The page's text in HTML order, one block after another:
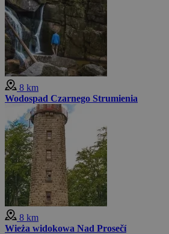
8 km
Wodospad Czarnego Strumienia
8 km
Wieża widokowa Nad Prosečí